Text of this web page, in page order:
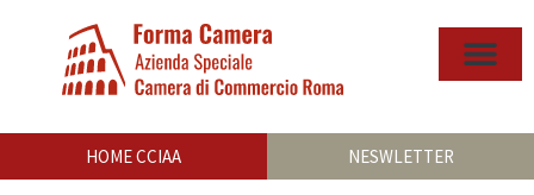
HOME CCIAA NESWLETTER